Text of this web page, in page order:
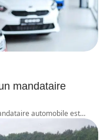
mandataire
automobile est…